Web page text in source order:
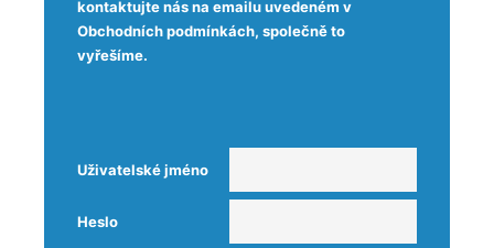
kontaktujte nás na emailu uvedeném v
Obchodních podmínkách, společně to
vyřešíme.
Uživatelské jméno
Heslo